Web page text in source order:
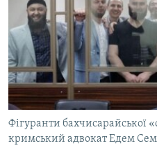
Фігуранти бахчисарайської
кримський адвокат Едем